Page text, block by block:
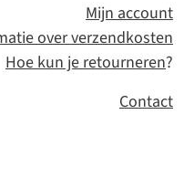
Mijn account
over verzendkosten
Hoe kun je retourneren?
Contact